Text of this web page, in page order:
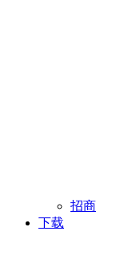
招商
下载